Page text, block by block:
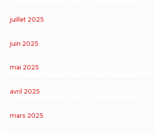
juillet 2025
juin 2025
mai 2025
avril 2025
mars 2025